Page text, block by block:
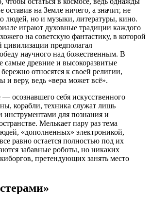
оставив на Земле ничего, а значит, не
людей, но и музыки, литературы, кино.
играют духовные традиции каждого
на советскую фантастику, в которой
цивилизации предполагал
научного над божественным. В
самые древние и высокоразвитые
относятся к своей религии,
и веру, ведь «вера может всё».
— осознавшего себя искусственного
корабли, техника служат лишь
инструментами для познания и
Мелькает пару раз тема
«дополненных» электроникой,
равно остается полностью под их
забавные роботы, но никаких
претендующих занять место